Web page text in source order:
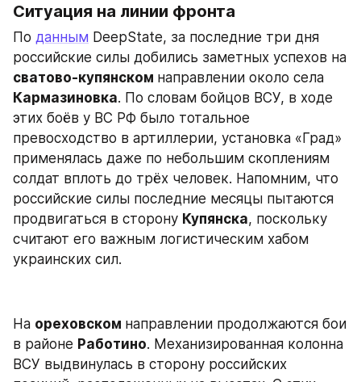
Ситуация на линии фронта
По данным DeepState, за последние три дня
сватово-купянском
Кармазиновка. По словам бойцов ВСУ, в ходе
этих боёв у ВС РФ было тотальное
превосходство в артиллерии, установка «Град»
применялась даже по небольшим скоплениям
солдат вплоть до трёх человек. Напомним, что
российские силы последние месяцы пытаются
продвигаться в сторону Купянска, поскольку
считают его важным логистическим хабом
украинских сил.
На ореховском направлении продолжаются бои
в районе Работино. Механизированная колонна
ВСУ выдвинулась в сторону российских